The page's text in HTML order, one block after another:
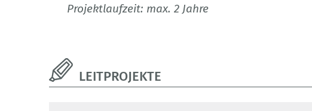
Projektlaufzeit: max. 2 Jahre
LEITPROJEKTE